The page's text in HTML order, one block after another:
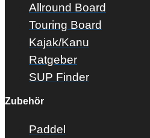
Allround Board
Touring Board
Kajak/Kanu
Ratgeber
SUP Finder
Zubehör
Paddel